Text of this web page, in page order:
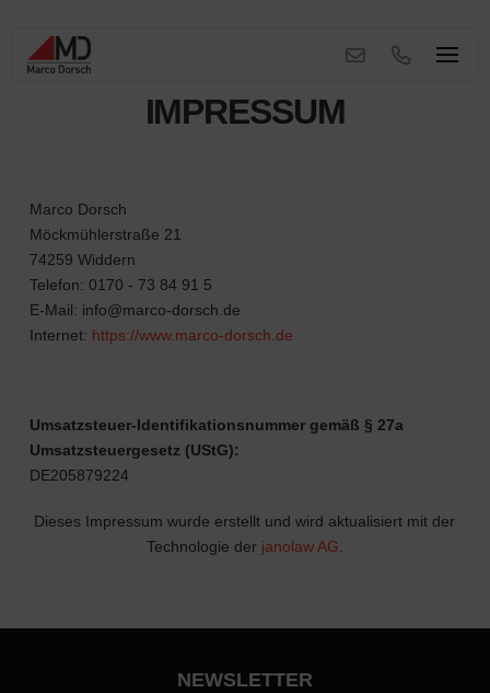
IMPRESSUM
Marco Dorsch
Möckmühlerstraße 21
74259 Widdern
Telefon: 0170 - 73 84 91 5
E-Mail: info@marco-dorsch.de
Internet: https://www.marco-dorsch.de
Umsatzsteuer-Identifikationsnummer gemäß § 27a
Umsatzsteuergesetz (UStG):
DE205879224
Dieses Impressum wurde erstellt und wird aktualisiert mit der
Technologie der janolaw AG
NEWSLETTER